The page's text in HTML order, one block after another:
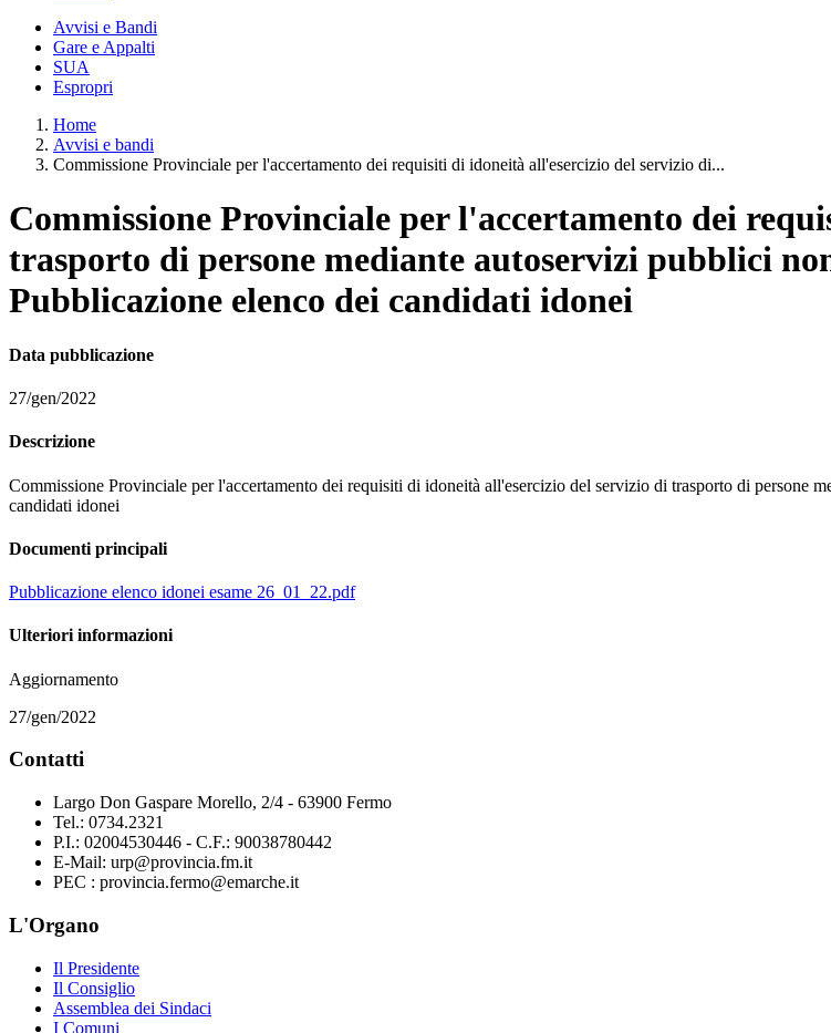
Avvisi e Bandi
Gare e Appalti
SUA
Espropri
Home
Avvisi e bandi
Commissione Provinciale per l'accertamento dei requisiti di idoneità all'esercizio del servizio di...
Commissione Provinciale per l'accertamento dei
trasporto di persone mediante autoservizi pubblici
Pubblicazione elenco dei candidati idonei
Data pubblicazione
27/gen/2022
Descrizione
Commissione Provinciale per l'accertamento dei requisiti di idoneità all'esercizio del servizio di trasporto di persone
candidati idonei
Documenti principali
Pubblicazione elenco idonei esame 26_01_22.pdf
Ulteriori informazioni
Aggiornamento
27/gen/2022
Contatti
Largo Don Gaspare Morello, 2/4 - 63900 Fermo
Tel.: 0734.2321
P.I.: 02004530446 - C.F.: 90038780442
E-Mail: urp@provincia.fm.it
PEC : provincia.fermo@emarche.it
L'Organo
Il Presidente
Il Consiglio
Assemblea dei Sindaci
I Comuni